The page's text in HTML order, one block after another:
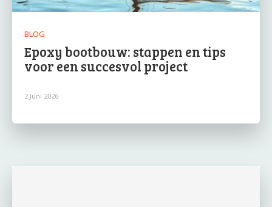
BLOG
Epoxy bootbouw: stappen en tips
voor een succesvol project
2 Juni 2026